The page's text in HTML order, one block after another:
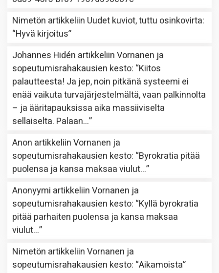
Nimetön artikkeliin Uudet kuviot, tuttu osinkovirta:
“Hyvä kirjoitus”
Johannes Hidén artikkeliinVornanen ja
sopeutumisrahakausien kesto: “Kiitos
palautteesta! Ja jep, noin pitkänä systeemi ei
enää vaikuta turvajärjestelmältä, vaan palkinnolta
– ja ääritapauksissa aika massiiviselta
sellaiselta. Palaan…”
Anon artikkeliinVornanen ja
sopeutumisrahakausien kesto: “Byrokratia pitää
puolensa ja kansa maksaa viulut…”
Anonyymi artikkeliinVornanen ja
sopeutumisrahakausien kesto: “Kyllä byrokratia
pitää parhaiten puolensa ja kansa maksaa
viulut…”
Nimetön artikkeliinVornanen ja
sopeutumisrahakausien kesto: “Aikamoista”